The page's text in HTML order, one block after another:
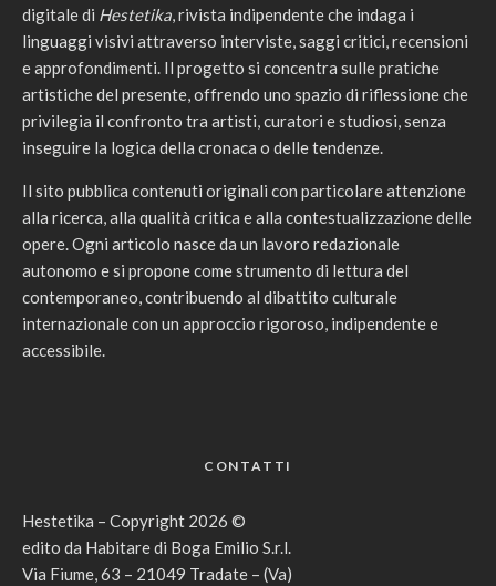
digitale di Hestetika, rivista indipendente che indaga i
linguaggi visivi attraverso interviste, saggi critici, recensioni
e approfondimenti. Il progetto si concentra sulle pratiche
artistiche del presente, offrendo uno spazio di riflessione che
privilegia il confronto tra artisti, curatori e studiosi, senza
inseguire la logica della cronaca o delle tendenze.
Il sito pubblica contenuti originali con particolare attenzione
alla ricerca, alla qualità critica e alla contestualizzazione delle
opere. Ogni articolo nasce da un lavoro redazionale
autonomo e si propone come strumento di lettura del
contemporaneo, contribuendo al dibattito culturale
internazionale con un approccio rigoroso, indipendente e
accessibile.
CONTATTI
Hestetika – Copyright 2026 ©
edito da Habitare di Boga Emilio S.r.l.
Via Fiume, 63 – 21049 Tradate – (Va)